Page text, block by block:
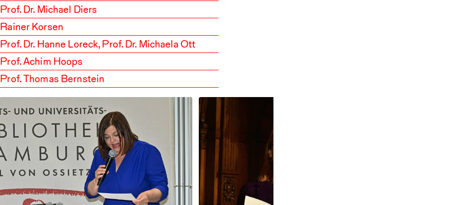
Prof. Dr. Michael Diers
Rainer Korsen
Prof. Dr. Hanne Loreck, Prof. Dr. Michaela Ott
Prof. Achim Hoops
Prof. Thomas Bernstein